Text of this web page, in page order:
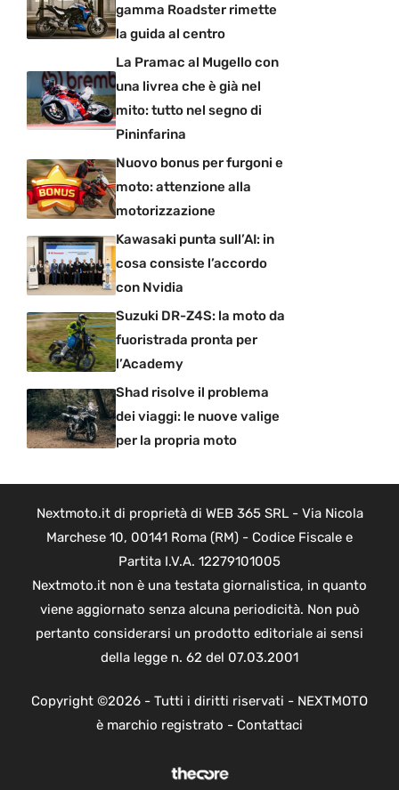
gamma Roadster rimette
la guida al centro
La Pramac al Mugello con
una livrea che è già nel
mito: tutto nel segno di
Pininfarina
Nuovo bonus per furgoni e
moto: attenzione alla
motorizzazione
Kawasaki punta sull’AI: in
cosa consiste l’accordo
con Nvidia
Suzuki DR-Z4S: la moto da
fuoristrada pronta per
l’Academy
Shad risolve il problema
dei viaggi: le nuove valige
per la propria moto
Nextmoto.it di proprietà di WEB 365 SRL - Via Nicola
Marchese 10, 00141 Roma (RM) - Codice Fiscale e
Partita I.V.A. 12279101005
Nextmoto.it non è una testata giornalistica, in quanto
viene aggiornato senza alcuna periodicità. Non può
pertanto considerarsi un prodotto editoriale ai sensi
della legge n. 62 del 07.03.2001
Copyright ©2026 - Tutti i diritti riservati - NEXTMOTO
è marchio registrato - Contattaci